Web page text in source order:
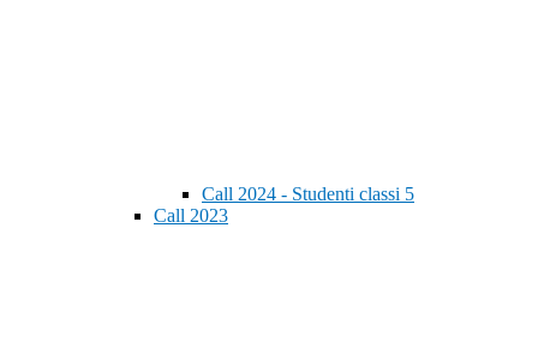
Call 2024 - Studenti classi 5
Call 2023